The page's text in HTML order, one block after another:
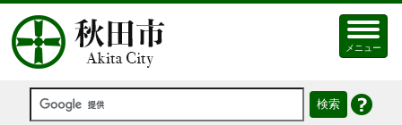
メニュー